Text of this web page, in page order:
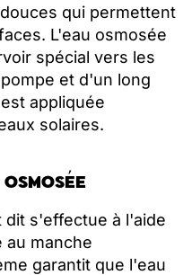
qui permettent
L'eau osmosée
spécial vers les
et d'un long
appliquée
solaires.
s'effectue à l'aide
manche
garantit que l'eau